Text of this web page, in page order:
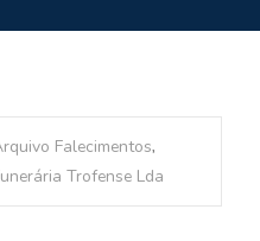
Falecimentos,
Trofense Lda